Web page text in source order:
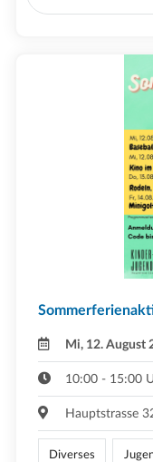
Mi, 12. August
10:00 - 15:00
Hauptstrasse
Diverses